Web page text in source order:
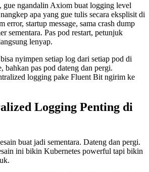
gue ngandalin Axiom buat logging level
apa yang gue tulis secara eksplisit di
error, startup message, sama crash dump
sementara. Pas pod restart, petunjuk
lenyap.
nyimpen setiap log dari setiap pod di
bahkan pas pod dateng dan pergi.
logging pake Fluent Bit ngirim ke
Logging Penting di
buat jadi sementara. Dateng dan pergi.
ini bikin Kubernetes powerful tapi bikin